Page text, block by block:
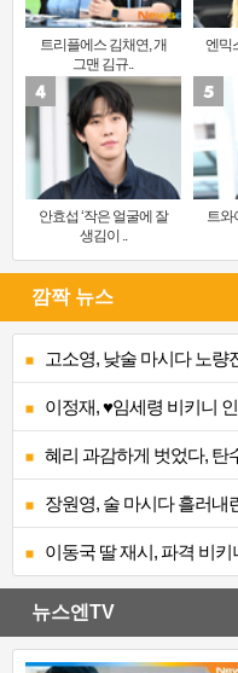
트리플에스 김채연, 개
그맨 김규..
엔믹
안효섭 ‘작은 얼굴에 잘
생김이 ..
트와
깜짝 뉴스
고소영, 낮술 마시다 노량
이정재, ♥임세령 비키니
혜리 과감하게 벗었다, 탄
장원영, 술 마시다 흘러
이동국 딸 재시, 파격 비
뉴스엔TV